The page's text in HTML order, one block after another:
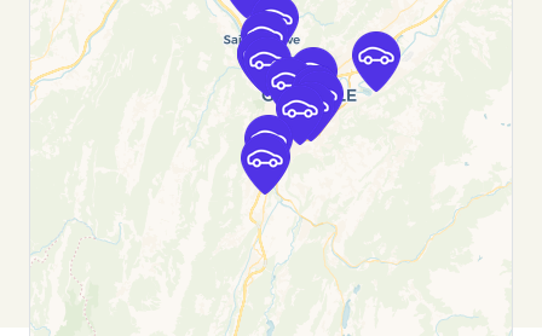
FONTAINE, FR-38, 38600
Voir l'agence
Free2Move Rent - AUTOMOBILE PREMIUM
FONTAINE - FONTAINE (C)
km
BOULEVARD PAUL LANGEVIN
FONTAINE, 38600
Voir l'agence